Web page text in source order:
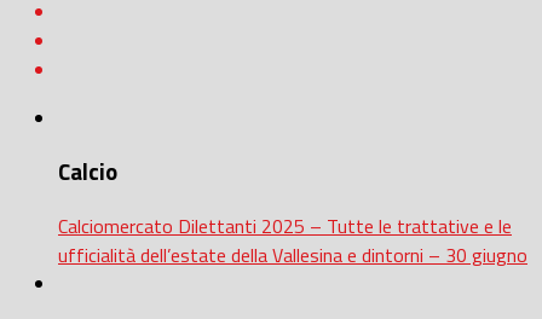
Calcio
Calciomercato Dilettanti 2025 – Tutte le trattative e le
ufficialità dell’estate della Vallesina e dintorni – 30 giugno